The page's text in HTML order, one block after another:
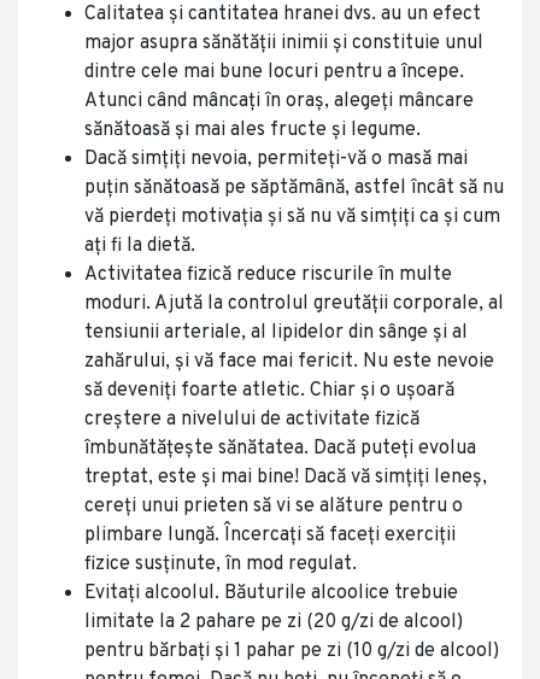
Calitatea și cantitatea hranei dvs. au un efect
major asupra sănătății inimii și constituie unul
dintre cele mai bune locuri pentru a începe.
Atunci când mâncați în oraș, alegeți mâncare
sănătoasă și mai ales fructe și legume.
Dacă simțiți nevoia, permiteți-vă o masă mai
puțin sănătoasă pe săptămână, astfel încât să nu
vă pierdeți motivația și să nu vă simțiți ca și cum
ați fi la dietă.
Activitatea fizică reduce riscurile în multe
moduri. Ajută la controlul greutății corporale, al
tensiunii arteriale, al lipidelor din sânge și al
zahărului, și vă face mai fericit. Nu este nevoie
să deveniți foarte atletic. Chiar și o ușoară
creștere a nivelului de activitate fizică
îmbunătățește sănătatea. Dacă puteți evolua
treptat, este și mai bine! Dacă vă simțiți leneș,
cereți unui prieten să vi se alăture pentru o
plimbare lungă. Încercați să faceți exerciții
fizice susținute, în mod regulat.
Evitați alcoolul. Băuturile alcoolice trebuie
limitate la 2 pahare pe zi (20 g/zi de alcool)
pentru bărbați și 1 pahar pe zi (10 g/zi de alcool)